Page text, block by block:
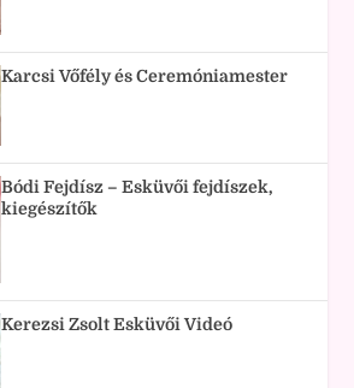
Karcsi Vőfély és Ceremóniamester
Bódi Fejdísz – Esküvői fejdíszek,
kiegészítők
Kerezsi Zsolt Esküvői Videó